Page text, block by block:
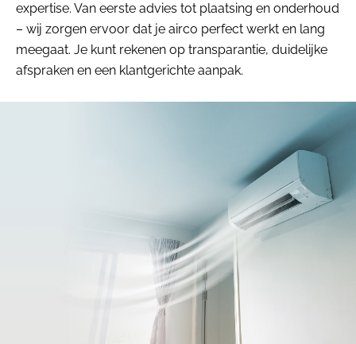
expertise. Van eerste advies tot plaatsing en onderhoud
– wij zorgen ervoor dat je airco perfect werkt en lang
meegaat. Je kunt rekenen op transparantie, duidelijke
afspraken en een klantgerichte aanpak.